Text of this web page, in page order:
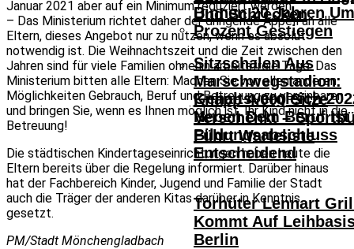
Und Schrecken
Binnen 20 Jahren
Prozent Gestiegen
Gehaltsvergleich
Neben Dem Beruf Ist
Bildungsabschluss
Entscheidend
Sitzschalen Aus
Marschwegstadion:
Knapp 4.000 Sitze
Verschenkt –
Führt Warteliste
Torhüter Lennart
Kommt Auf
Berlin
Januar 2021 aber auf ein Minimum reduziert werden.
– Das Ministerium richtet daher der dringende Appell an alle
Eltern, dieses Angebot nur zu nutzen, wenn es absolut
notwendig ist. Die Weihnachtszeit und die Zeit zwischen den
Jahren sind für viele Familien ohnehin arbeitsfreie Tage. Das
Ministerium bitten alle Eltern: Machen Sie von allen anderen
Möglichkeiten Gebrauch, Beruf und Betreuung zu vereinbaren
und bringen Sie, wenn es Ihnen möglich ist, Ihr Kind nicht in die
Betreuung!
Die städtischen Kindertageseinrichtungen haben heute die
Eltern bereits über die Regelung informiert. Darüber hinaus
hat der Fachbereich Kinder, Jugend und Familie der Stadt
auch die Träger der anderen Kitas darüber in Kenntnis
gesetzt.
PM/Stadt Mönchengladbach